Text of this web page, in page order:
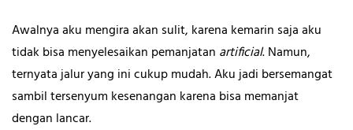
Awalnya aku mengira akan sulit, karena kemarin saja aku
tidak bisa menyelesaikan pemanjatan artificial. Namun,
ternyata jalur yang ini cukup mudah. Aku jadi bersemangat
sambil tersenyum kesenangan karena bisa memanjat
dengan lancar.